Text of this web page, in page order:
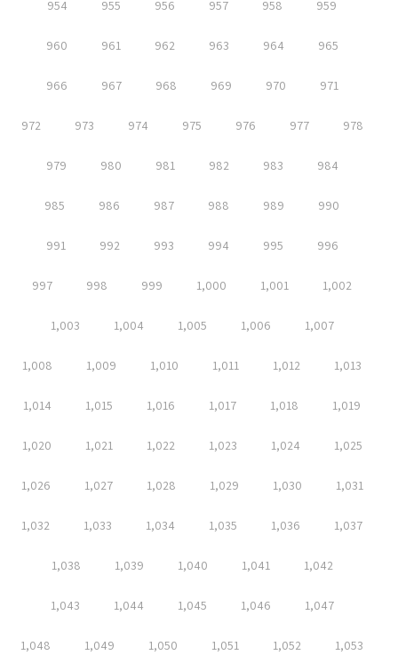
954 955 956 957 958 959
960 961 962 963 964 965
966 967 968 969 970 971
972 973 974 975 976 977 978
979 980 981 982 983 984
985 986 987 988 989 990
991 992 993 994 995 996
997 998 999 1,000 1,001 1,002
1,003 1,004 1,005 1,006 1,007
1,008 1,009 1,010 1,011 1,012 1,013
1,014 1,015 1,016 1,017 1,018 1,019
1,020 1,021 1,022 1,023 1,024 1,025
1,026 1,027 1,028 1,029 1,030 1,031
1,032 1,033 1,034 1,035 1,036 1,037
1,038 1,039 1,040 1,041 1,042
1,043 1,044 1,045 1,046 1,047
1,048 1,049 1,050 1,051 1,052 1,053